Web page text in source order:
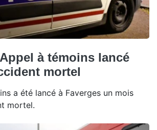
à témoins lancé
mortel
a été lancé à Faverges un mois
mortel.